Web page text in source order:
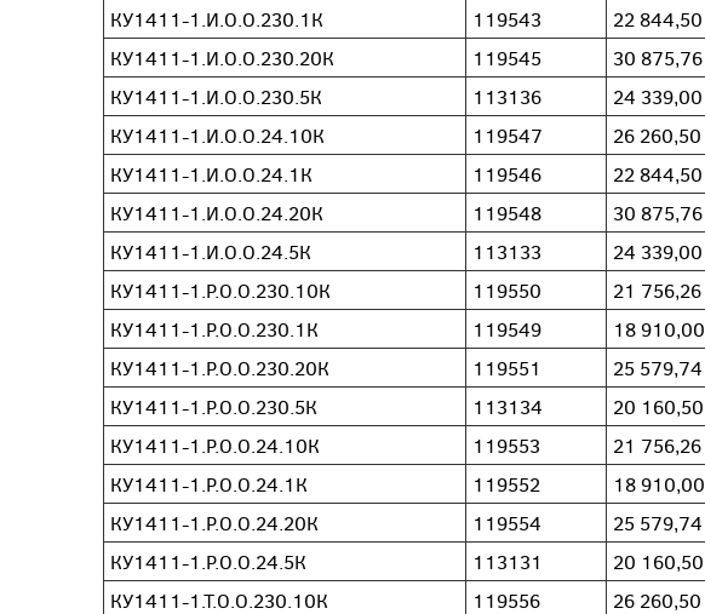
КУ1411-1.И.О.О.230.1К
119543 22 844,50
КУ1411-1.И.О.О.230.20К
119545 30 875,76
КУ1411-1.И.О.О.230.5К
113136 24 339,00
КУ1411-1.И.О.О.24.10К
119547 26 260,50
КУ1411-1.И.О.О.24.1К
119546 22 844,50
КУ1411-1.И.О.О.24.20К
119548 30 875,76
КУ1411-1.И.О.О.24.5К
113133 24 339,00
КУ1411-1.Р.О.О.230.10К
119550 21 756,26
КУ1411-1.Р.О.О.230.1К
119549 18 910,00
КУ1411-1.Р.О.О.230.20К
119551 25 579,74
КУ1411-1.Р.О.О.230.5К
113134 20 160,50
КУ1411-1.Р.О.О.24.10К
119553 21 756,26
КУ1411-1.Р.О.О.24.1К
119552 18 910,00
КУ1411-1.Р.О.О.24.20К
119554 25 579,74
КУ1411-1.Р.О.О.24.5К
113131 20 160,50
КУ1411-1.Т.О.О.230.10К
119556 26 260,50